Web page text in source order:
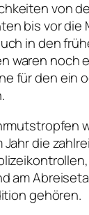
von
bis vor die
in den
waren noch
für den ein
die
am
gehören.